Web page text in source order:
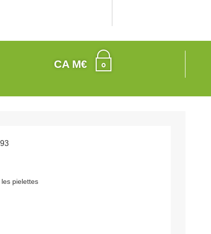
CA M€
pielettes